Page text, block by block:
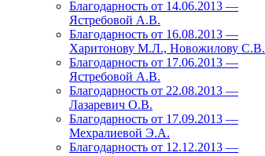
Благодарность от 14.06.2013 —
Ястребовой А.В.
Благодарность от 16.08.2013 —
Харитонову М.Л., Новожилову С.В.
Благодарность от 17.06.2013 —
Ястребовой А.В.
Благодарность от 22.08.2013 —
Лазаревич О.В.
Благодарность от 17.09.2013 —
Мехралиевой Э.А.
Благодарность от 12.12.2013 —